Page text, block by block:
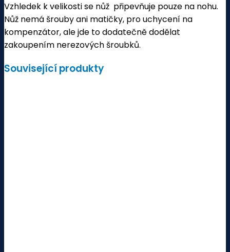
Vzhledek k velikosti se nůž připevňuje pouze na nohu.
Nůž nemá šrouby ani matičky, pro uchycení na
kompenzátor, ale jde to dodatečně dodělat
zakoupením nerezových šroubků.
Související produkty